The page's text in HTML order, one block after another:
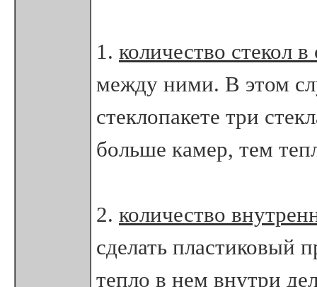
1. количество стекол в
между ними. В этом
стеклопакете три
больше камер, тем
2. количество
сделать
тепло в нем внутри